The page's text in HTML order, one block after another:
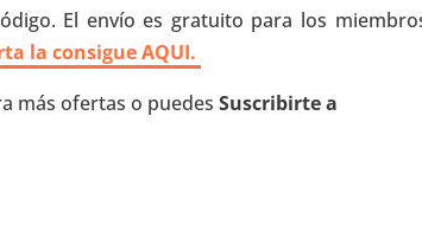
El envío es gratuito para los
la consigue AQUI.
más ofertas o puedesSuscribirte a